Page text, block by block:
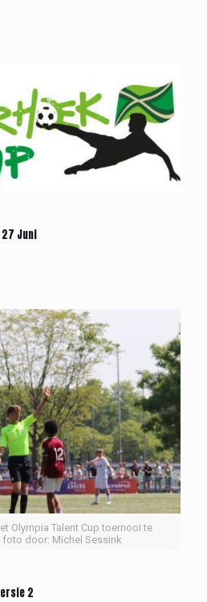
Juni
Olympia Talent Cup toernooi te
foto door: Michel Sessink
2